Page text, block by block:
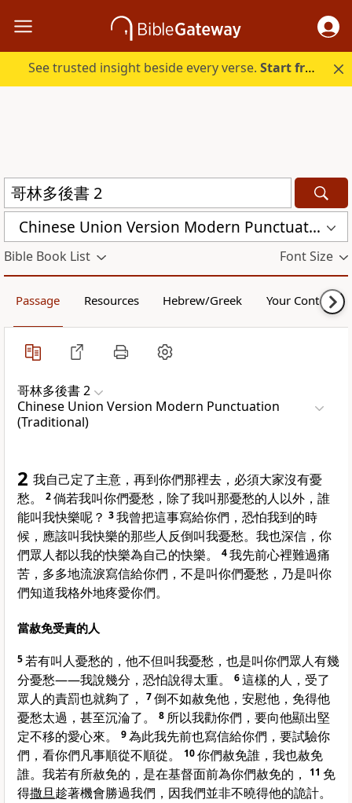
See trusted insight beside every verse.Start free.
Chinese Union Version Modern Punctuation (Traditional) (CUVMPT)
Bible Book List Font Size
Passage Resources Hebrew/Greek Your Content
哥林多後書 2
Chinese Union Version Modern Punctuation
(Traditional)
2 我自己定了主意，再到你們那裡去，必須大家沒有憂
愁。
2倘若我叫你們憂愁，除了我叫那憂愁的人以外，誰
能叫我快樂呢？ 3我曾把這事寫給你們，恐怕我到的時
候，應該叫我快樂的那些人反倒叫我憂愁。我也深信，你
們眾人都以我的快樂為自己的快樂。
4我先前心裡難過痛
苦，多多地流淚寫信給你們，不是叫你們憂愁，乃是叫你
們知道我格外地疼愛你們。
當赦免受責的人
5若有叫人憂愁的，他不但叫我憂愁，也是叫你們眾人有幾
分憂愁——我說幾分，恐怕說得太重。
6這樣的人，受了
眾人的責罰也就夠了，
7倒不如赦免他，安慰他，免得他
憂愁太過，甚至沉淪了。
8 所以我勸你們，要向他顯出堅
定不移的愛心來。
9為此我先前也寫信給你們，要試驗你
們，看你們凡事順從不順從。
10你們赦免誰，我也赦免
誰。我若有所赦免的，是在基督面前為你們赦免的，
11 免
得撒旦趁著機會勝過我們，因我們並非不曉得他的詭計。